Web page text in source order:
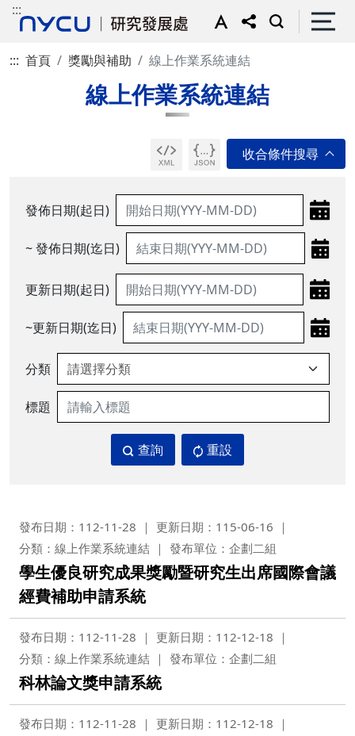
:::
::: 首頁 獎勵與補助 線上作業系統連結
線上作業系統連結
發佈日期(起日)
~ 發佈日期(迄日)
更新日期(起日)
~更新日期(迄日)
分類
標題
查詢 重設
發布日期：112-11-28
更新日期：115-06-16
分類：線上作業系統連結
發布單位：企劃二組
學生優良研究成果獎勵暨研究生出席國際會議
經費補助申請系統
發布日期：112-11-28
更新日期：112-12-18
分類：線上作業系統連結
發布單位：企劃二組
科林論文獎申請系統
發布日期：112-11-28
更新日期：112-12-18